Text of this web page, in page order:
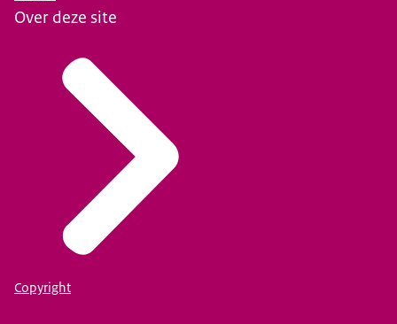
Over deze site
Copyright